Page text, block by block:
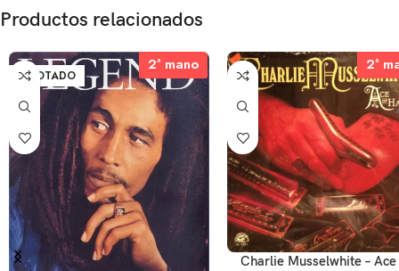
Productos relacionados
AGOTADO
2ª mano
2ª mano 2ª
2ª
Charlie Musselwhite –